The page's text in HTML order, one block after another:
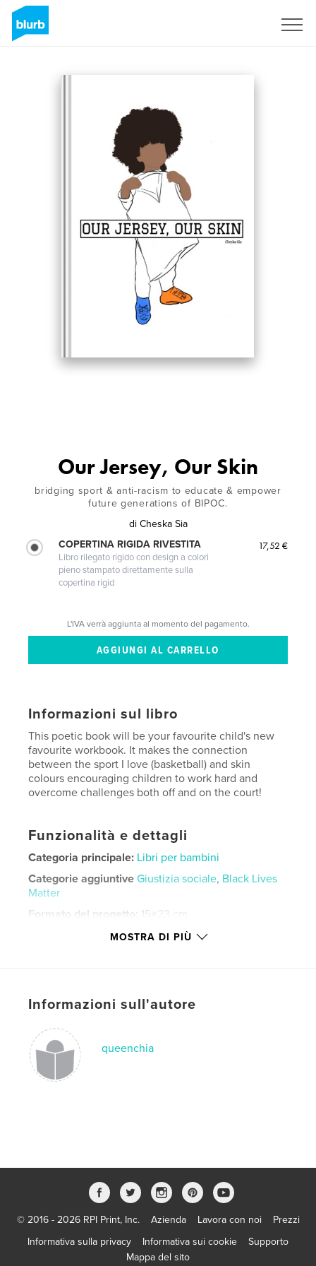
Our Jersey, Our Skin
bridging sport & anti-racism to educate & empower
future generations of BIPOC.
di Cheska Sia
COPERTINA RIGIDA RIVESTITA
Libro rilegato rigido con design a colori
pieno stampato direttamente sulla
copertina rigid
17,52 €
L'IVA verrà aggiunta al momento del pagamento.
Informazioni sul libro
This poetic book will be your favourite child's new
favourite workbook. It makes the connection
between the sport I love (basketball) and skin
colours encouraging children to work hard and
overcome challenges both off and on the court!
Funzionalità e dettagli
Categoria principale: Libri per bambini
Categorie aggiuntive Giustizia sociale, Black Lives
Matter
Formato del progetto: 15×23 cm
LinguaEnglish
Parole chiave
anti-racism educate
basketball
MOSTRA DI PIÙ
Informazioni sull'autore
queenchia
© 2016 - 2026 RPI Print, Inc. Azienda Lavora con noi
Prezzi
Informativa sulla privacy
Informativa sui cookie
Supporto
Mappa del sito